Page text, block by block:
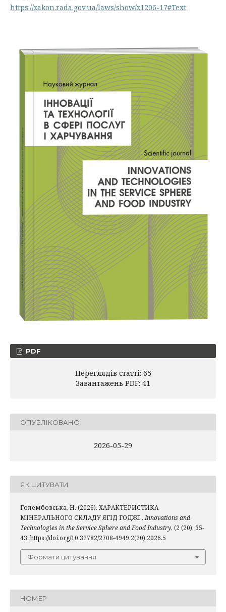
https://zakon.rada.gov.ua/laws/show/z1206-17#Text
PDF
Переглядів статті: 65
Завантажень PDF: 41
ОПУБЛІКОВАНО
2026-05-29
ЯК ЦИТУВАТИ
Голембовська, Н. (2026). ХАРАКТЕРИСТИКА
МІНЕРАЛЬНОГО СКЛАДУ ЯГІД ГОДЖІ .Innovations and
Technologies in the Service Sphere and Food Industry, (2 (20), 35-
43. https://doi.org/10.32782/2708-4949.2(20).2026.5
Формати цитування
НОМЕР